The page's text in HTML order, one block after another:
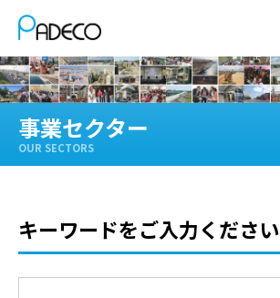
事業セクター
OUR SECTORS
キーワードをご入力ください